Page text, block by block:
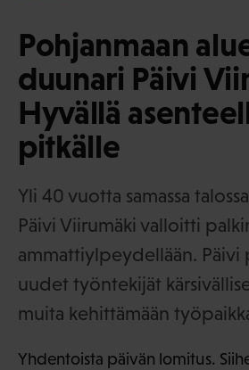
Pohjanmaan
duunari Päivi
Hyvällä
pitkälle
Yli 40 vuotta samassa
Päivi Viirumäki valloitti
ammattiylpeydellään. Päivi
uudet työntekijät
muita kehittämään
Yhdentoista päivän lomitus.